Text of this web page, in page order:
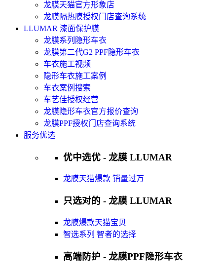
龙膜天猫官方形象店
龙膜隔热膜授权门店查询系统
LLUMAR 漆面保护膜
龙膜系列隐形车衣
龙膜第二代G2 PPF隐形车衣
车衣施工视频
隐形车衣施工案例
车衣案例搜索
车艺佳授权经营
龙膜隐形车衣官方报价查询
龙膜PPF授权门店查询系统
服务优选
优中选优 - 龙膜 LLUMAR
龙膜天猫爆款 销量过万
只选对的 - 龙膜 LLUMAR
龙膜爆款天猫宝贝
智选系列 智者的选择
高端防护 - 龙膜PPF隐形车衣